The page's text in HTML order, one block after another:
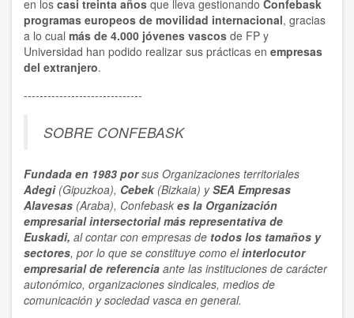
en los casi treinta años que lleva gestionando Confebask
programas europeos de movilidad internacional, gracias
a lo cual más de 4.000 jóvenes vascos de FP y
Universidad han podido realizar sus prácticas en empresas
del extranjero.
------------------------------
SOBRE CONFEBASK
Fundada en 1983 porsus Organizaciones territoriales
Adegi (Gipuzkoa), Cebek(Bizkaia) ySEA Empresas
Alavesas (Araba), Confebask es la Organización
empresarial intersectorial más representativa de
Euskadi, al contar con empresas de todos los tamaños y
sectores, por lo que se constituye como elinterlocutor
empresarial de referencia ante las instituciones de carácter
autonómico, organizaciones sindicales, medios de
comunicación y sociedad vasca en general.